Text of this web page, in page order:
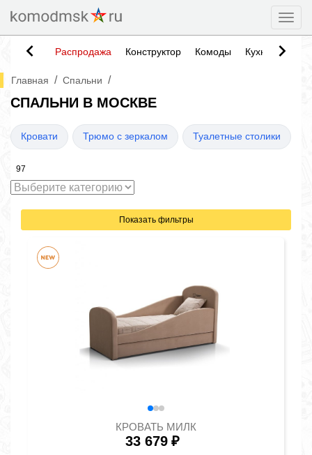
Распродажа Конструктор Комоды Кухни
Главная / Спальни /
СПАЛЬНИ В МОСКВЕ
Кровати Трюмо с зеркалом Туалетные столики
97
Показать фильтры
КРОВАТЬ МИЛК
33 679 ₽